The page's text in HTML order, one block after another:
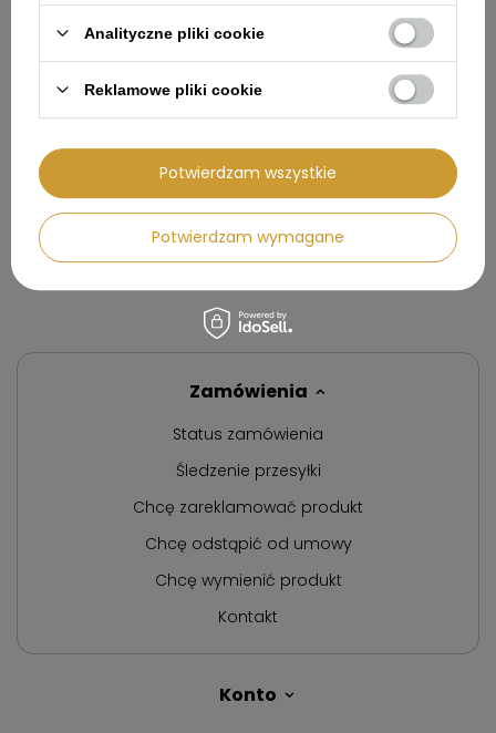
Tostery na 2 kromki TSF01MLMEU
Cena regularna:947,00 zł
804,99 zł
Najniższa cena produktu w
okresie 30 dni przed
wprowadzeniem obniżki:
Chłodziarka na wino SMEG
Cena regularna:10 299,00 zł
8 753,99 zł
Najniższa cena produktu w
okresie 30 dni przed
wprowadzeniem obniżki:
Zamówienia
Status zamówienia
Śledzenie przesyłki
Chcę zareklamować produkt
Chcę odstąpić od umowy
Chcę wymienić produkt
Kontakt
Konto
Analityczne pliki cookie
Reklamowe pliki cookie
Potwierdzam wymagane
Potwierdzam wszystkie